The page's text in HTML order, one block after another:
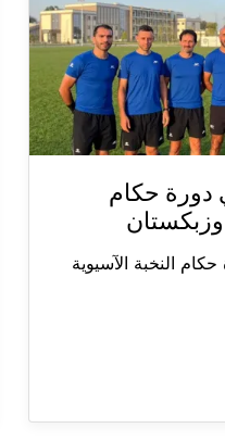
دورة حكام
النخبة الآسيوية